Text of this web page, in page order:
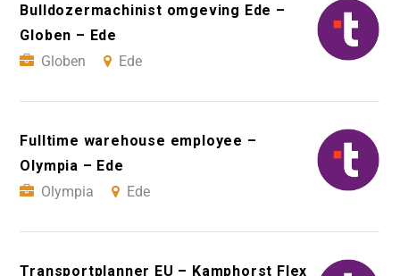
Bulldozermachinist omgeving Ede –
Globen – Ede
Globen
Ede
Fulltime warehouse employee –
Olympia – Ede
Olympia
Ede
Transportplanner EU – Kamphorst Flex